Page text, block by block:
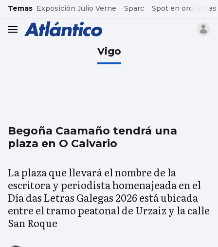
common.go-to-content
Temas Exposición Julio Verne Sparc Spot en orquestas
header.menu.open
Vigo
Begoña Caamaño tendrá una
plaza en O Calvario
La plaza que llevará el nombre de la
escritora y periodista homenajeada en el
Día das Letras Galegas 2026 está ubicada
entre el tramo peatonal de Urzaiz y la calle
San Roque